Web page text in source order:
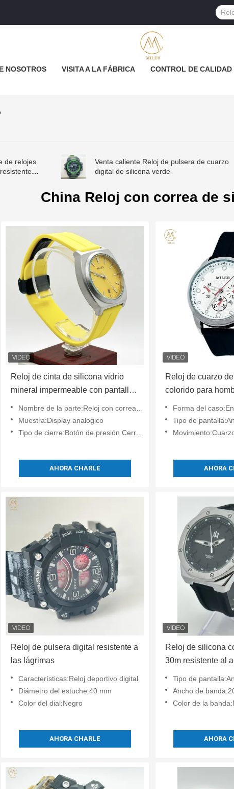
NOSOTROS VISITA A LA FÁBRICA CONTROL DE CALIDAD
de relojes
Venta caliente Reloj de pulsera de cuarzo
digital de silicona verde
China Reloj con correa de
Reloj de cinta de silicona vidrio
mineral impermeable con pantalla
Nombre de la parte:Reloj con correa de silicio
Muestra:Display analógico
Tipo de cierre:Botón de presión Cerradura oculta
AHORA CHARLE
Reloj de cuarzo
colorido para
Forma del
Tipo de
AHORA
Reloj de pulsera digital resistente a
las lágrimas
Características:Reloj deportivo digital
Diámetro del estuche:40 mm
Color del dial:Negro
AHORA CHARLE
Reloj de silicona
30m resistente al
Tipo de
Ancho de
Color de la
AHORA